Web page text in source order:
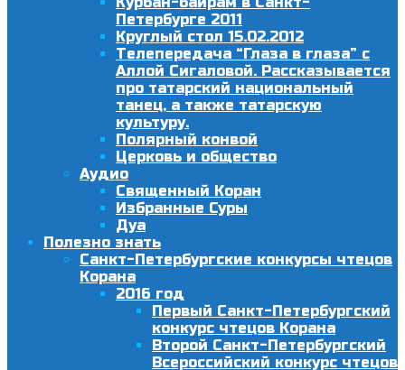
Петербурге 2011
Круглый стол 15.02.2012
Телепередача “Глаза в глаза” с
Аллой Сигаловой. Рассказывается
про татарский национальный
танец, а также татарскую
культуру.
Полярный конвой
Церковь и общество
Аудио
Священный Коран
Избранные Суры
Дуа
Полезно знать
Санкт-Петербургские конкурсы чтецов
Корана
2016 год
Первый Санкт-Петербургский
конкурс чтецов Корана
Второй Санкт-Петербургский
Всероссийский конкурс чтецов